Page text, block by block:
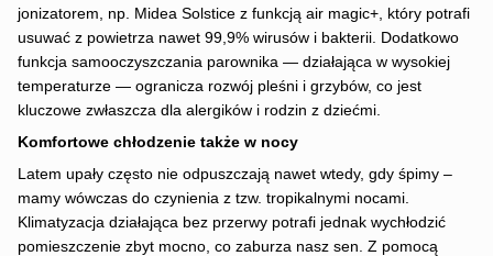
jonizatorem, np. Midea Solstice z funkcją air magic+, który potrafi
usuwać z powietrza nawet 99,9% wirusów i bakterii. Dodatkowo
funkcja samooczyszczania parownika — działająca w wysokiej
temperaturze — ogranicza rozwój pleśni i grzybów, co jest
kluczowe zwłaszcza dla alergików i rodzin z dziećmi.
Komfortowe chłodzenie także w nocy
Latem upały często nie odpuszczają nawet wtedy, gdy śpimy –
mamy wówczas do czynienia z tzw. tropikalnymi nocami.
Klimatyzacja działająca bez przerwy potrafi jednak wychłodzić
pomieszczenie zbyt mocno, co zaburza nasz sen. Z pomocą